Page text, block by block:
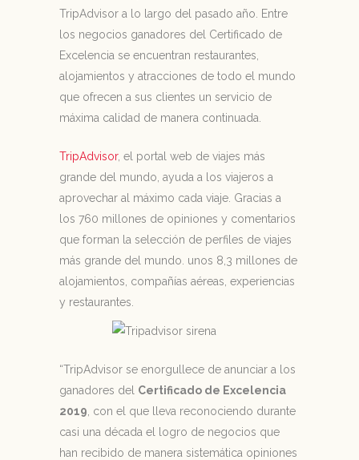
TripAdvisor a lo largo del pasado año. Entre
los negocios ganadores del Certificado de
Excelencia se encuentran restaurantes,
alojamientos y atracciones de todo el mundo
que ofrecen a sus clientes un servicio de
máxima calidad de manera continuada.
TripAdvisor, el portal web de viajes más
grande del mundo, ayuda a los viajeros a
aprovechar al máximo cada viaje. Gracias a
los 760 millones de opiniones y comentarios
que forman la selección de perfiles de viajes
más grande del mundo. unos 8,3 millones de
alojamientos, compañías aéreas, experiencias
y restaurantes.
“TripAdvisor se enorgullece de anunciar a los
ganadores del Certificado de Excelencia
2019 , con el que lleva reconociendo durante
casi una década el logro de negocios que
han recibido de manera sistemática opiniones